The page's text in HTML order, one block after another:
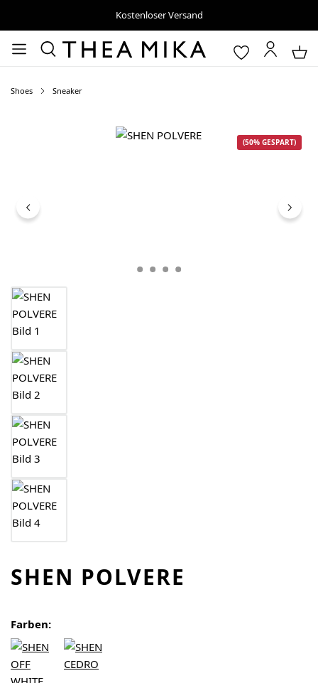
Kostenloser Versand
Shoes Sneaker
Bildergalerie überspringen
(50% GESPART)
SHEN POLVERE
Farben: